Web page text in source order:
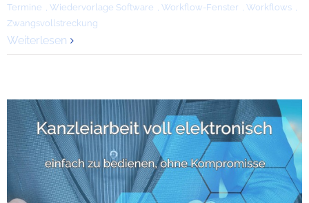
Termine , Wiedervorlage Software , Workflow-Fenster , Workflows ,
Zwangsvollstreckung
Weiterlesen